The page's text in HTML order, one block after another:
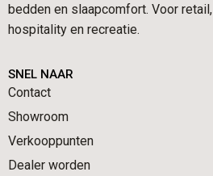
bedden en slaapcomfort. Voor retail,
hospitality en recreatie.
SNEL NAAR
Contact
Showroom
Verkooppunten
Dealer worden